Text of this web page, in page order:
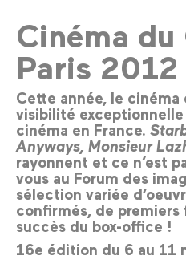
Cinéma du
Paris 2012
Cette année, le cinéma
visibilité exceptionnelle
cinéma en France.
Anyways, Monsieur
rayonnent et ce n’est
vous au Forum des
sélection variée
confirmés, de
succès du box-office !
16e édition du 6 au 11